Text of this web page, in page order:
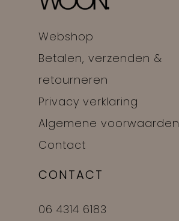
Webshop
Betalen, verzenden &
retourneren
Privacy verklaring
Algemene voorwaarden
Contact
CONTACT
06 4314 6183